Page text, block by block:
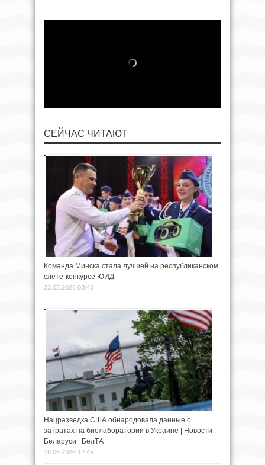
СЕЙЧАС ЧИТАЮТ
Команда Минска стала лучшей на республиканском
слете-конкурсе ЮИД
23.05.2026 03:45
Нацразведка США обнародовала данные о
затратах на биолаборатории в Украине | Новости
Беларуси | БелТА
16.06.2026 12:45